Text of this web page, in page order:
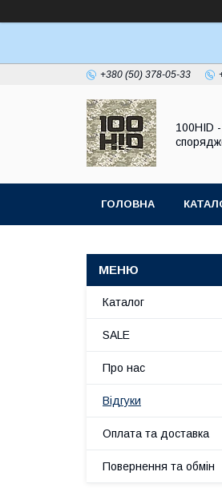
+380 (50) 378-05-33
100HID
ГОЛОВНА
Каталог
SALE
Про нас
Відгуки
Оплата та доставка
Повернення та обмін